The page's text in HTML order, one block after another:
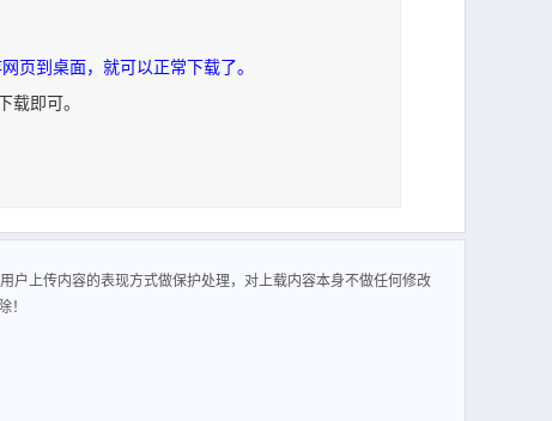
页到桌面，就可以正常下载了。
载即可。
户上传内容的表现方式做保护处理，对上载内容本身不做任何修改
！